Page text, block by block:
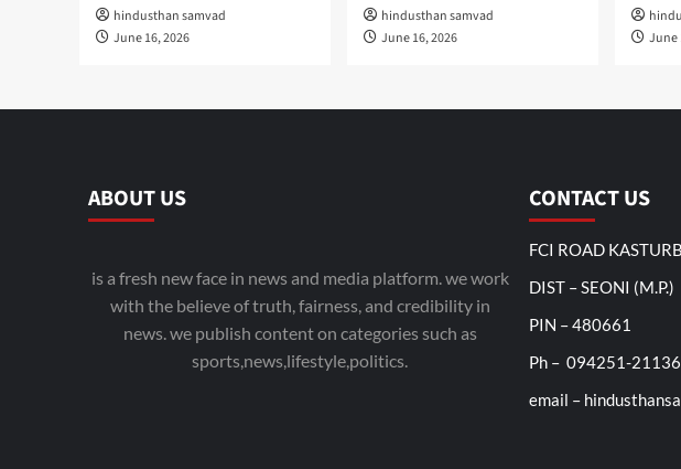
hindusthan samvad
June 16, 2026
hindusthan samvad
June 16, 2026
June
ABOUT US
is a fresh new face in news and media platform. we work
with the believe of truth, fairness, and credibility in
news. we publish content on categories such as
sports,news,lifestyle,politics.
CONTACT US
FCI ROAD
DIST – SEONI (M.P.)
PIN – 480661
Ph – 094251-21136
email –